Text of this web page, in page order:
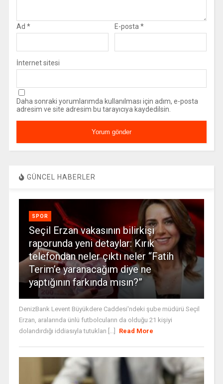
Ad * E-posta *
İnternet sitesi
Daha sonraki yorumlarımda kullanılması için adım, e-posta
adresim ve site adresim bu tarayıcıya kaydedilsin.
GÜNCEL HABERLER
SPOR
Seçil Erzan vakasının bilirkişi
raporunda yeni detaylar: Kırık
telefondan neler çıktı neler “Fatih
Terim’e yaranacağım diye ne
yaptığının farkında mısın?”
DenizBank Levent Büyükdere Caddesi'ndeki şube müdürü Seçil
Erzan, aralarında ünlü futbolcuların da olduğu 21 kişiyi
dolandırdığı iddiasıyla tutuklan [...]
Read More